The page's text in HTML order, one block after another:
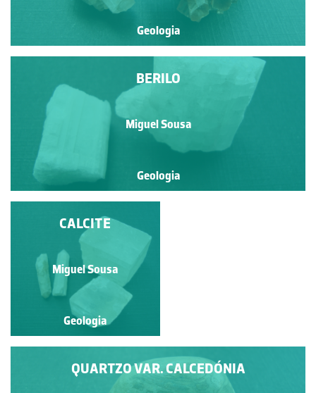
Geologia
BERILO
Miguel Sousa
Geologia
BLENDA
Miguel Sousa
Geologia
QUARTZO VAR. CALCEDÓNIA
CALCITE
Miguel Sousa
Geologia